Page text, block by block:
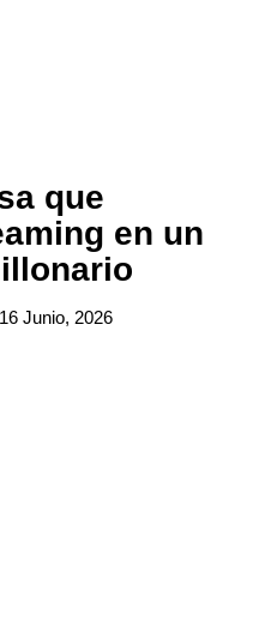
que
en un
16 Junio, 2026